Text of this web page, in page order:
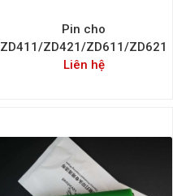
Pin cho
ZD411/ZD421/ZD611/ZD621
Liên hệ